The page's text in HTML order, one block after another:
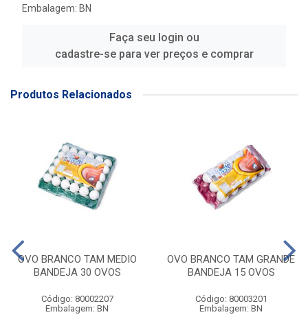
Embalagem: BN
Faça seu login ou
cadastre-se para ver preços e comprar
Produtos Relacionados
OVO BRANCO TAM MEDIO
BANDEJA 30 OVOS
Código: 80002207
Embalagem: BN
OVO BRANCO TAM GRANDE
BANDEJA 15 OVOS
Código: 80003201
Embalagem: BN